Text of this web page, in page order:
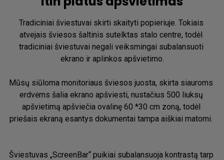
Tradiciniai šviestuvai skirti skaityti popieriuje. Tokiais
atvejais šviesos šaltinis sutelktas stalo centre, todėl
tradiciniai šviestuvai negali veiksmingai subalansuoti
ekrano ir aplinkos apšvietimo.
Mūsų siūloma monitoriaus šviesos juosta, skirta siauroms
erdvėms šalia ekrano apšviesti, nustačius 500 liuksų
apšvietimą apšviečia ovalinę 60 *30 cm zoną, todėl
priešais ekraną esantys dokumentai tampa aiškiai matomi. ​
Šviestuvas „ScreenBar“ puikiai subalansuoja kontrastą tarp